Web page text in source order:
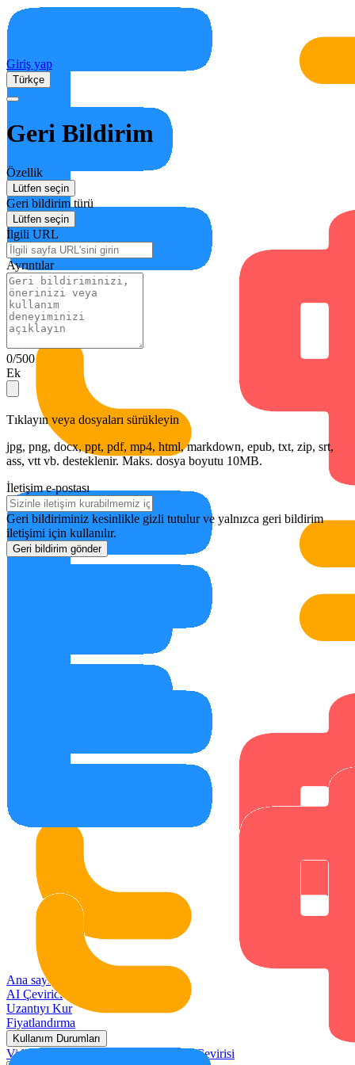
Ana sayfa
AI Çevirici
Uzantıyı Kur
Fiyatlandırma
Kullanım Durumları
Video Çevirisi Steam Çevirisi
Giriş yap
Türkçe
Geri Bildirim
Özellik
Lütfen seçin
Geri bildirim türü
Lütfen seçin
İlgili URL
Ayrıntılar
0/500
Ek
Tıklayın veya dosyaları sürükleyin
jpg, png, docx, ppt, pdf, mp4, html, markdown, epub, txt, zip, srt,
ass, vtt vb. desteklenir. Maks. dosya boyutu 10MB.
İletişim e-postası
Geri bildiriminiz kesinlikle gizli tutulur ve yalnızca geri bildirim
iletişimi için kullanılır.
Geri bildirim gönder